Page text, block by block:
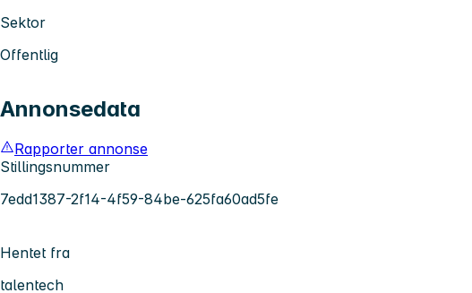
Sektor
Offentlig
Annonsedata
Rapporter annonse
Stillingsnummer
7edd1387-2f14-4f59-84be-625fa60ad5fe
Hentet fra
talentech